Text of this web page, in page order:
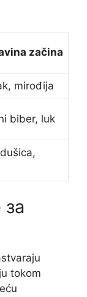
začina
mirođija
biber, luk
tokom